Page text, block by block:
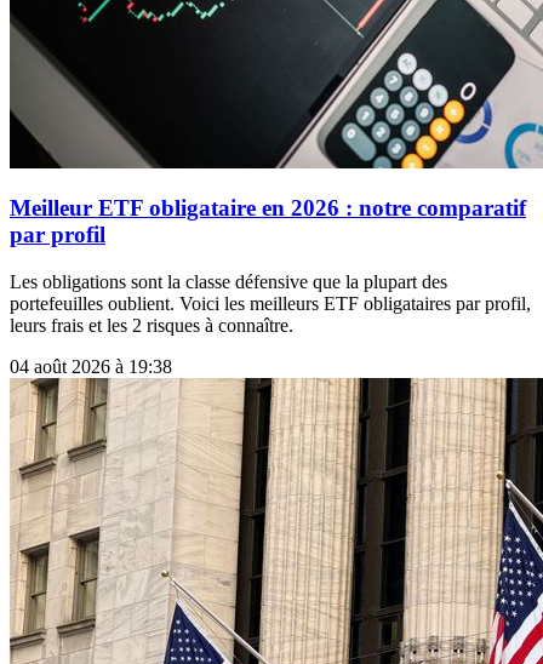
Meilleur ETF obligataire en 2026 : notre comparatif
par profil
Les obligations sont la classe défensive que la plupart des
portefeuilles oublient. Voici les meilleurs ETF obligataires par profil,
leurs frais et les 2 risques à connaître.
04 août 2026 à 19:38